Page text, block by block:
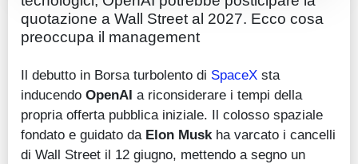
quotazione a Wall Street al 2027. Ecco cosa
preoccupa il management
Il debutto in Borsa turbolento di SpaceX sta
inducendo OpenAI a riconsiderare i tempi della
propria offerta pubblica iniziale. Il colosso spaziale
fondato e guidato da Elon Muskha varcato i cancelli
di Wall Street il 12 giugno, mettendo a segno un